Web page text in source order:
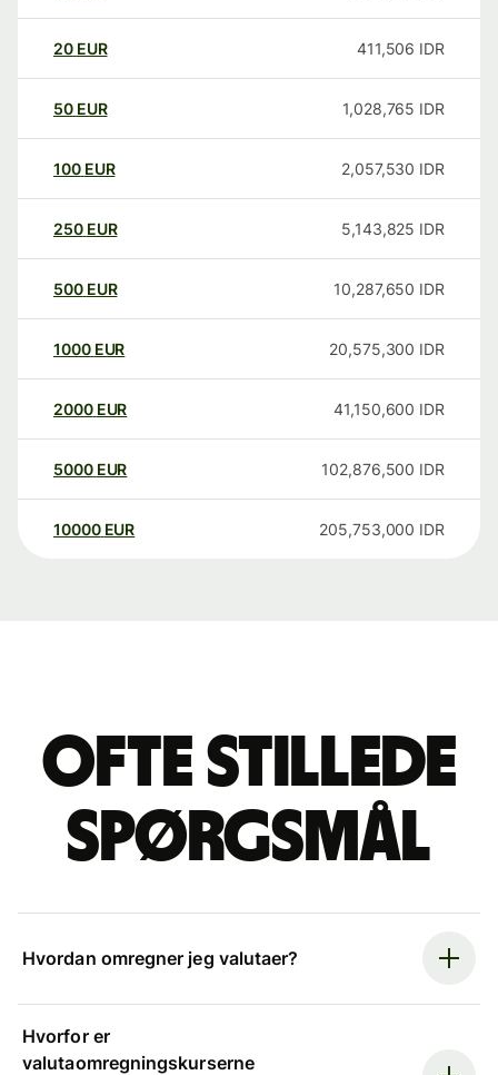
20 EUR 411,506 IDR
50 EUR 1,028,765 IDR
100 EUR 2,057,530 IDR
250 EUR 5,143,825 IDR
500 EUR 10,287,650 IDR
1000 EUR 20,575,300 IDR
2000 EUR 41,150,600 IDR
5000 EUR 102,876,500 IDR
10000 EUR 205,753,000 IDR
Ofte stillede
spørgsmål
Hvordan omregner jeg valutaer?
Hvorfor er
valutaomregningskurserne